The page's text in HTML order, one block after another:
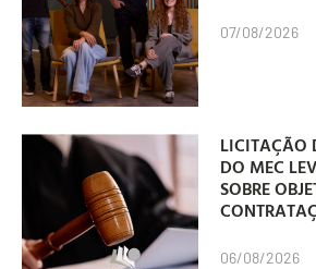
07/08/2026
LICITAÇÃO
DO MEC
SOBRE
06/08/2026